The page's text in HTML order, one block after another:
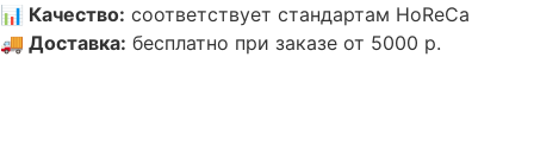
📊 Качество: соответствует стандартам HoReCa
🚚 Доставка: бесплатно при заказе от 5000 р.